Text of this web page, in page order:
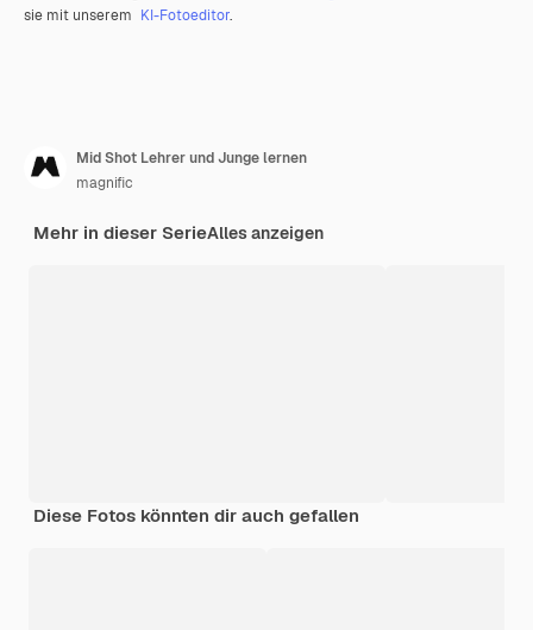
sie mit unserem KI-Fotoeditor.
Mid Shot Lehrer und Junge lernen
magnific
Mehr in dieser SerieAlles anzeigen
Diese Fotos könnten dir auch gefallen